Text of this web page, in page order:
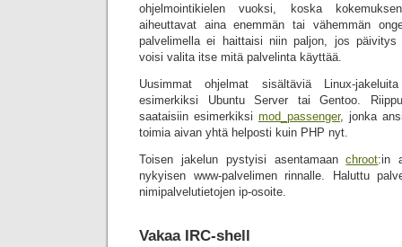
ohjelmointikielen vuoksi, koska
aiheuttavat aina enemmän tai vähemmän
palvelimella ei haittaisi niin paljon, jos päivitys
voisi valita itse mitä palvelinta käyttää.
Uusimmat ohjelmat sisältäviä Linux-
esimerkiksi Ubuntu Server tai Gentoo.
saataisiin esimerkiksi mod_passenger, jonka
toimia aivan yhtä helposti kuin PHP nyt.
Toisen jakelun pystyisi asentamaanchroot:in
nykyisen www-palvelimen rinnalle. Haluttu
nimipalvelutietojen ip-osoite.
Vakaa IRC-shell